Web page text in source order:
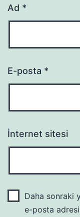
Ad *
E-posta *
İnternet sitesi
Daha sonraki
e-posta